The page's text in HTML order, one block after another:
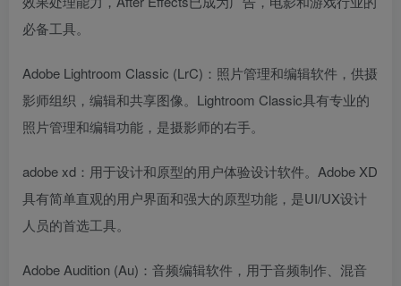
必备工具。
Adobe Lightroom Classic (LrC)：照片管理和编辑软件，供摄
影师组织，编辑和共享图像。Lightroom Classic具有专业的
照片管理和编辑功能，是摄影师的右手。
adobe xd：用于设计和原型的用户体验设计软件。Adobe XD
具有简单直观的用户界面和强大的原型功能，是UI/UX设计
人员的首选工具。
Adobe Audition (Au)：音频编辑软件，用于音频制作、混音